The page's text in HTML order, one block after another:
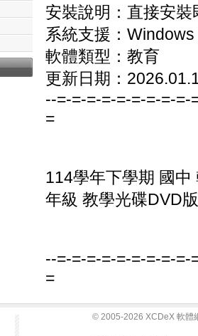
安裝說明：直接安裝
系統支援：
軟體類型：教育
更新日期：
--=-=-=-=-=-=-=-=-=-
=
114學年下學期 國
年級 教學光碟DVD版
--=-=-=-=-=-=-=-=-=-
=
© 2005-2026 XCDeX 軟體